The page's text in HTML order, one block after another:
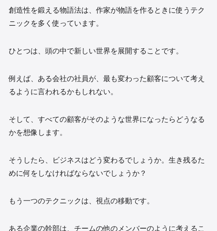
創造性を鍛える物語法は、作家が物語を作るときに使うテク
ニックを多く使っています。
ひとつは、頭の中で新しい世界を展開することです。
例えば、ある会社の社員が、最も変わった顧客について考え
るように言われるかもしれない。
そして、すべての顧客がそのような世界になったらどうなる
かを想像します。
そうしたら、ビジネスはどう変わるでしょうか。生き残るた
めに何をしなければならないでしょうか？
もう一つのテクニックは、視点の移動です。
ある企業の幹部は、チームの他のメンバーのように考えるこ